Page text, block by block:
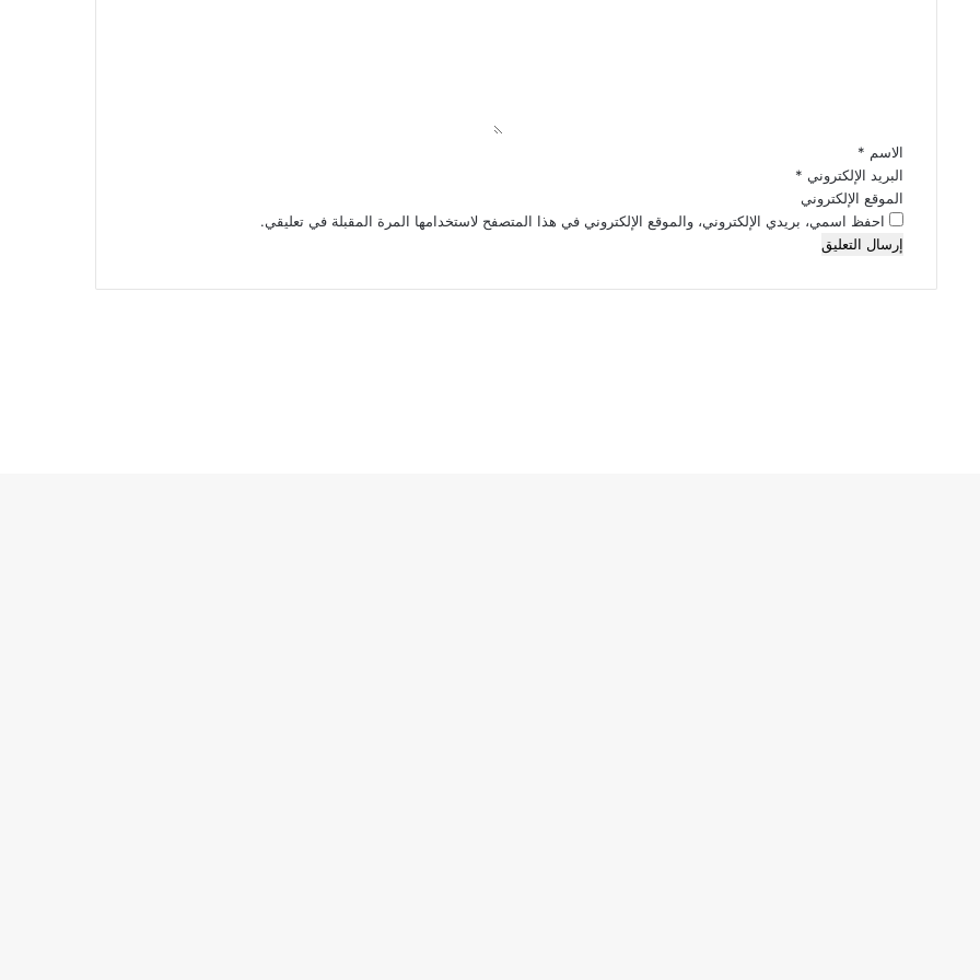
الاسم *
البريد الإلكتروني *
الموقع الإلكتروني
احفظ اسمي، بريدي الإلكتروني، والموقع الإلكتروني في هذا المتصفح لاستخدامها المرة المقبلة في تعليقي.